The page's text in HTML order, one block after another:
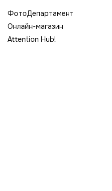
ФотоДепартамент
Онлайн-магазин
Attention Hub!